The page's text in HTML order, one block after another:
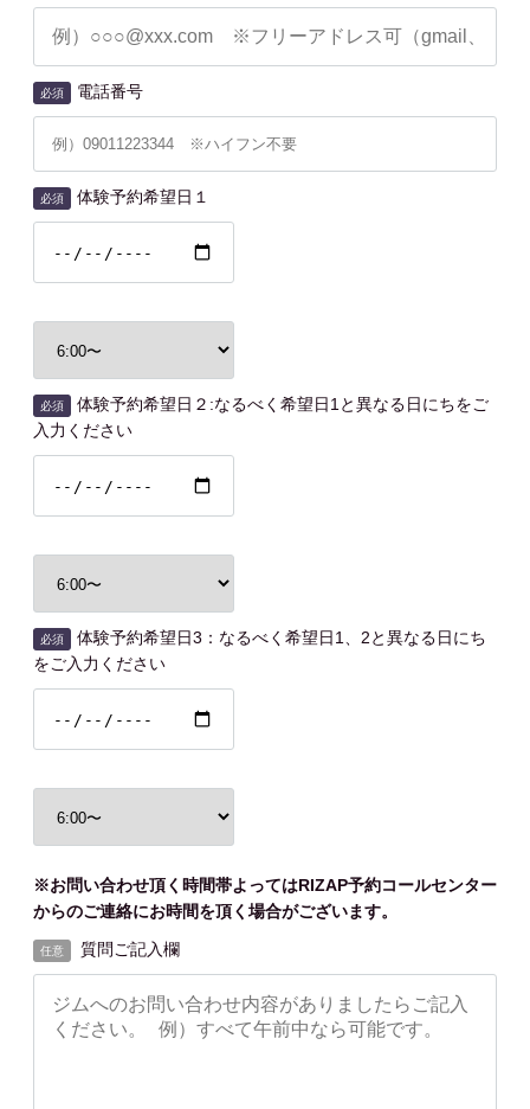
必須 電話番号
必須 体験予約希望日１
必須
体験予約希望日２:なるべく希望日1と異なる日にちをご
入力ください
必須
体験予約希望日3：なるべく希望日1、2と異なる日にち
をご入力ください
※お問い合わせ頂く時間帯よってはRIZAP予約コールセンター
からのご連絡にお時間を頂く場合がございます。
任意 質問ご記入欄